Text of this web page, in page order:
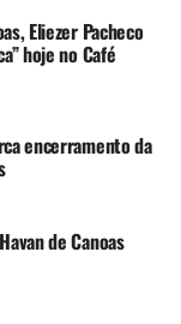
Eliezer Pacheco
hoje no Café
encerramento da
de Canoas